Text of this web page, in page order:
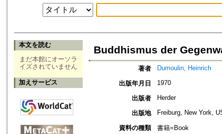
本文を読む
まだ本館にオーソラ
イズされていません
加えサービス
Buddhismus der
著者 Dumoulin, Heinrich
出版年月日 1970
出版者 Herder
出版地 Freiburg, New York,
資料の種類
書籍=Book